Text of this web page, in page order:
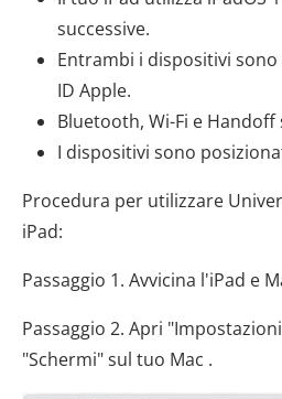
successive.
Entrambi i dispositivi
ID Apple.
Bluetooth, Wi-Fi e
I dispositivi sono
Procedura per utilizzare
iPad:
Passaggio 1. Avvicina l'iPad e
Passaggio 2. Apri
"Schermi" sul tuo Mac .